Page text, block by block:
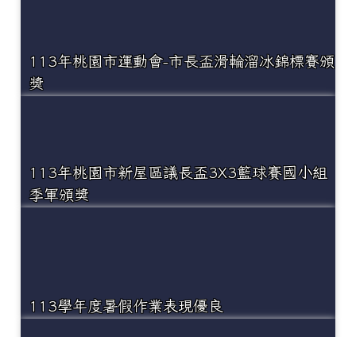
113年桃園市運動會-市長盃滑輪溜冰錦標賽頒
獎
113年桃園市新屋區議長盃3X3籃球賽國小組
季軍頒獎
113學年度暑假作業表現優良